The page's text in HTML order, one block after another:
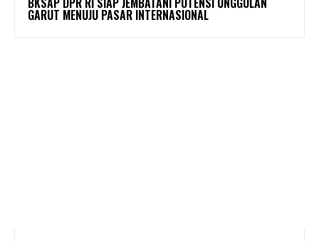
GARUT MENUJU PASAR INTERNASIONAL